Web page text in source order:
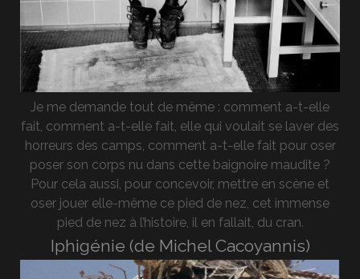
Je me demande tout de même : comment a-t-elle
fait, comment a-t-elle fait, elle qui voulait se laver des
horreurs des camps, comment a-t-elle fait pour oser
poser son corps nu dans cette baignoire maudite ?
Pour cela aussi, pour concevoir, mettre en scène et
oser jouer elle-même ce pied de nez, cet immense
pied de nez à l’histoire, il en fallait, du cran.
Iphigénie (de Michel Cacoyannis)